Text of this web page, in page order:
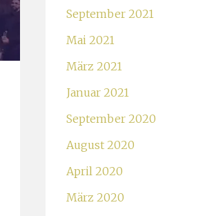
September 2021
Mai 2021
März 2021
Januar 2021
September 2020
August 2020
April 2020
März 2020